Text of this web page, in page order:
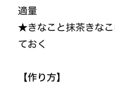
適量
★きなこと抹茶きなこ
ておく
【作り方】